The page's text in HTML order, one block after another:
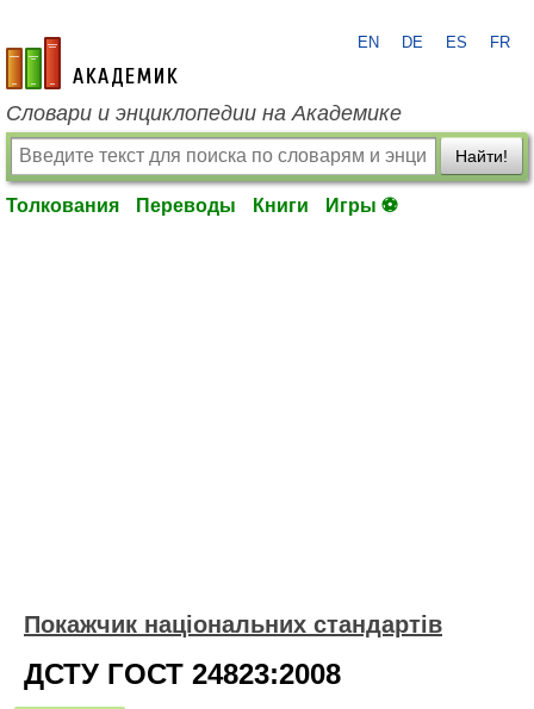
academic.ru
EN DE ES FR
Словари и энциклопедии на Академике
Найти!
Толкования Переводы Книги Игры ⚽
Покажчик національних стандартів
ДСТУ ГОСТ 24823:2008